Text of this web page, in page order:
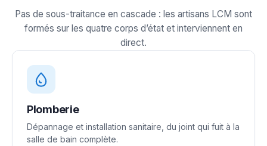
Pas de sous-traitance en cascade : les artisans LCM sont
formés sur les quatre corps d’état et interviennent en
direct.
Plomberie
Dépannage et installation sanitaire, du joint qui fuit à la
salle de bain complète.